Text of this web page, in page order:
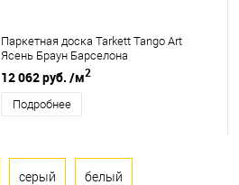
Паркетная доска Tarkett Tango Art
Ясень Браун Барселона
12 062 руб. /м2
Подробнее
серый белый